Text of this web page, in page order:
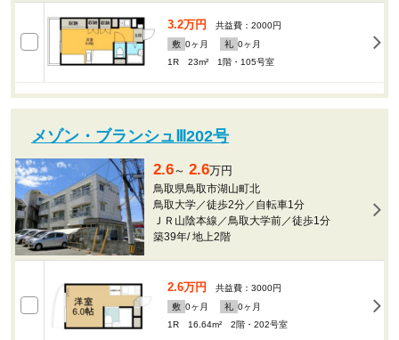
3.2万円
共益費：2000円
敷 0ヶ月 礼 0ヶ月
1R 23m²
1階・105号室
メゾン・ブランシュⅢ202号
2.6～ 2.6万円
鳥取県鳥取市湖山町北
鳥取大学／徒歩2分／自転車1分
ＪＲ山陰本線／鳥取大学前／徒歩1分
築39年/地上2階
2.6万円
共益費：3000円
敷 0ヶ月 礼 0ヶ月
1R 16.64m²
2階・202号室